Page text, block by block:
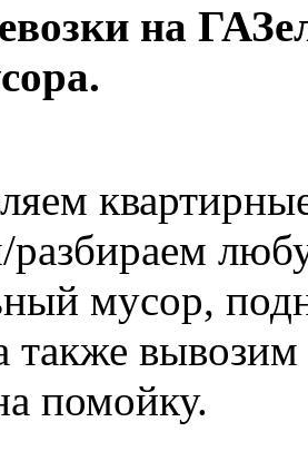
на
мусор,
также
помойку.